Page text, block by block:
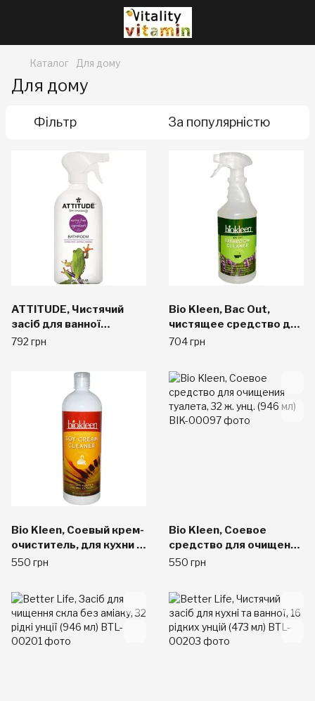
Каталог Для дому
Для дому
Фільтр За популярністю
ATTITUDE, Чистячий
засіб для ванної
кімнати, цитрусова
792 грн
Bio Kleen, Bac Out,
чистящее средство для
ванны 32 жидких унции
704 грн
Bio Kleen, Соевый крем-
очиститель, для кухни и
ванной, 32 жидк. унц.
550 грн
Bio Kleen, Соевое
средство для очищения
туалета, 32 ж. унц. (946
550 грн